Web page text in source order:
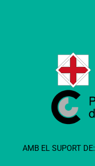
AMB EL SUPORT DE: